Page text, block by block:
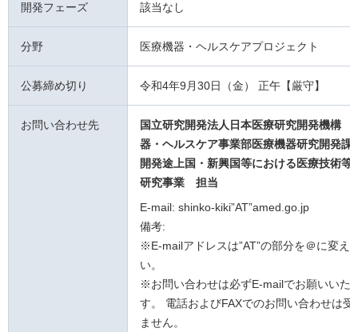
開発フェーズ 該当なし
分野 医療機器・ヘルスケアプロジェクト
公募締め切り 令和4年9月30日（金） 正午【厳守】
お問い合わせ先
国立研究開発法人日本医療研究開発機構
器・ヘルスケア事業部医療機器研究開発課
開発途上国・新興国等における医療技術等
研究事業
担当
E-mail: shinko-kiki”AT”amed.go.jp
備考:
※E-mailアドレスは”AT”の部分を＠に変え
い。
※お問い合わせは必ずE-mailでお願いいた
す。 電話およびFAXでのお問い合わせは受
ません。